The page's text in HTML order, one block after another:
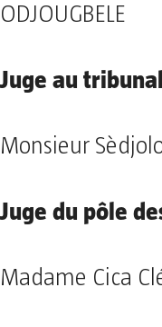
ODJOUGBELE
Juge au tribunal
Monsieur
Juge du pôle
Madame Cica